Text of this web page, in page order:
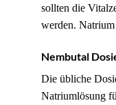
sollten die
werden.
Nembutal
Die übliche
Natriumlösung